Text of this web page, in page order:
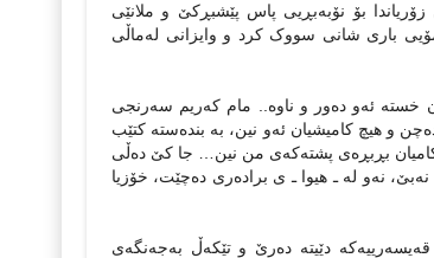
بۆ نۆبه‌بڕیی پاس پێشبڕکێ و ملانێی
باری شانی سووک کرد و وایزانی له‌ماڵی
خسته‌ ئه‌و ده‌ور و ‌ناوه‌.. مام که‌ریم سه‌رنجی
و هیچ کامیشیان ئه‌و نین، به‌ بنده‌سته‌ کتێب
کامیان بڕبڕه‌ی پشته‌که‌ی من نین… جا کێ ده‌ڵی
نه‌و له‌ ـ هیوا ـ ی براده‌ری ده‌چێت، خۆزیا
دێیته‌ ده‌رێ و تێکه‌ڵ به‌جه‌نگه‌ی